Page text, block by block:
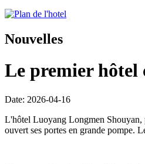
Nouvelles
Le premier hôtel
Date: 2026-04-16
L'hôtel Luoyang Longmen Shouyan,
ouvert ses portes en grande pompe.